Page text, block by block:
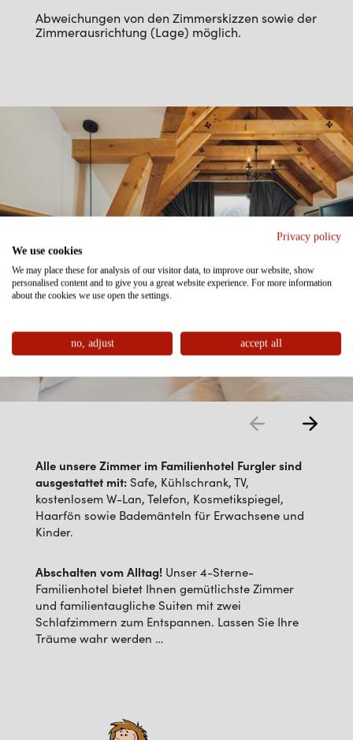
Abweichungen von den Zimmerskizzen sowie der
Zimmerausrichtung (Lage) möglich.
Alle unsere Zimmer im Familienhotel Furgler sind
ausgestattet mit:Safe, Kühlschrank, TV,
kostenlosem W-Lan, Telefon, Kosmetikspiegel,
Haarfön sowie Bademänteln für Erwachsene und
Kinder.
Abschalten vom Alltag!Unser 4-Sterne-
Familienhotel bietet Ihnen gemütlichste Zimmer
und familientaugliche Suiten mit zwei
Schlafzimmern zum Entspannen. Lassen Sie Ihre
Träume wahr werden …
Privacy policy
We use cookies
We may place these for analysis of our visitor data, to improve our website, show
personalised content and to give you a great website experience. For more information
about the cookies we use open the settings.
no, adjust accept all